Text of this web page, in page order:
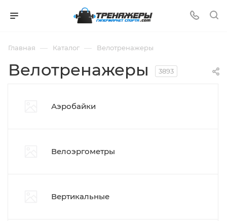
Главная — Каталог — Велотренажеры
Велотренажеры 3893
Аэробайки
Велоэргометры
Вертикальные